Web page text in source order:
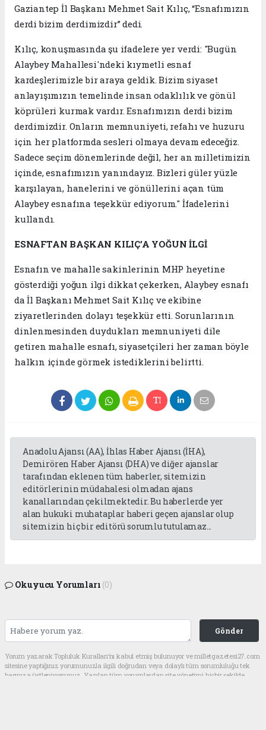
Gaziantep İl Başkanı Mehmet Sait Kılıç, “Esnafımızın
derdi bizim derdimizdir” dedi.
Kılıç, konuşmasında şu ifadelere yer verdi: "Bugün
Alaybey Mahallesi'ndeki kıymetli esnaf
kardeşlerimizle bir araya geldik. Bizim siyaset
anlayışımızın temelinde insan odaklılık ve gönül
köprüleri kurmak vardır. Esnafımızın derdi bizim
derdimizdir. Onların memnuniyeti, refahı ve huzuru
için her platformda sesleri olmaya devam edeceğiz.
Sadece seçim dönemlerinde değil, her an milletimizin
içinde, esnafımızın yanındayız. Bizleri güler yüzle
karşılayan, hanelerini ve gönüllerini açan tüm
Alaybey esnafına teşekkür ediyorum." İfadelerini
kullandı.
ESNAFTAN BAŞKAN KILIÇ’A YOĞUN İLGİ
Esnafın ve mahalle sakinlerinin MHP heyetine
gösterdiği yoğun ilgi dikkat çekerken, Alaybey esnafı
da İl Başkanı Mehmet Sait Kılıç ve ekibine
ziyaretlerinden dolayı teşekkür etti. Sorunlarının
dinlenmesinden duydukları memnuniyeti dile
getiren mahalle esnafı, siyasetçileri her zaman böyle
halkın içinde görmek istediklerini belirtti.
Anadolu Ajansı (AA), İhlas Haber Ajansı (İHA),
Demirören Haber Ajansı (DHA) ve diğer ajanslar
tarafından eklenen tüm haberler, sitemizin
editörlerinin müdahalesi olmadan ajans
kanallarından çekilmektedir. Bu haberlerde yer
alan hukuki muhataplar haberi geçen ajanslar olup
sitemizin hiç bir editörü sorumlu tutulamaz...
Okuyucu Yorumları (0)
Gönder
Yorum yazarak Topluluk Kuralları’nı kabul etmiş bulunuyor ve milletgazetesi27.com
sitesine yaptığınız yorumunuzla ilgili doğrudan veya dolaylı tüm sorumluluğu tek
başınıza üstleniyorsunuz. Yazılan tüm yorumlardan site yönetimi hiçbir şekilde